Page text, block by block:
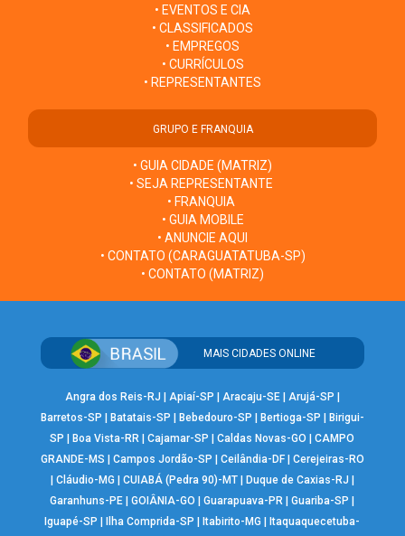
• EVENTOS E CIA
• CLASSIFICADOS
• EMPREGOS
• CURRÍCULOS
• REPRESENTANTES
GRUPO E FRANQUIA
• GUIA CIDADE (MATRIZ)
• SEJA REPRESENTANTE
• FRANQUIA
• GUIA MOBILE
• ANUNCIE AQUI
• CONTATO (CARAGUATATUBA-SP)
• CONTATO (MATRIZ)
MAIS CIDADES ONLINE
Angra dos Reis-RJ | Apiaí-SP | Aracaju-SE| Arujá-SP |
Barretos-SP | Batatais-SP | Bebedouro-SP | Bertioga-SP | Birigui-
SP |Boa Vista-RR |Cajamar-SP |Caldas Novas-GO |CAMPO
GRANDE-MS | Campos Jordão-SP | Ceilândia-DF| Cerejeiras-RO
| Cláudio-MG | CUIABÁ (Pedra 90)-MT| Duque de Caxias-RJ |
Garanhuns-PE |GOIÂNIA-GO |Guarapuava-PR |Guariba-SP |
Iguapé-SP |Ilha Comprida-SP |Itabirito-MG |Itaquaquecetuba-